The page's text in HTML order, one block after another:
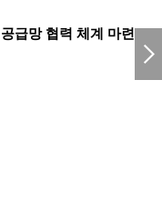
급망 협력 체계 마련